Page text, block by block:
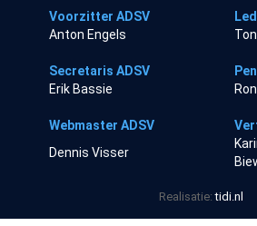
Voorzitter ADSV
Anton Engels
Secretaris ADSV
Erik Bassie
Webmaster ADSV
Dennis Visser
Realisatie:tidi.nl